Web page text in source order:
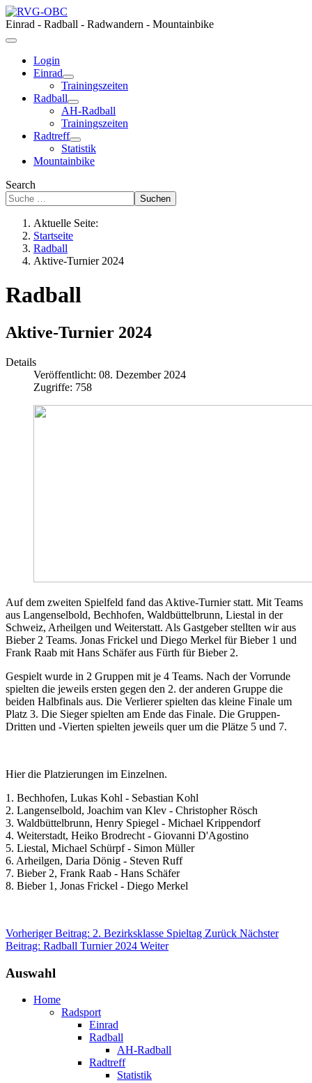
Einrad - Radball - Radwandern - Mountainbike
Login
Einrad
Trainingszeiten
Radball
AH-Radball
Trainingszeiten
Radtreff
Statistik
Mountainbike
Search
Suchen
Aktuelle Seite:
Startseite
Radball
Aktive-Turnier 2024
Radball
Aktive-Turnier 2024
Details
Veröffentlicht: 08. Dezember 2024
Zugriffe: 758
Auf dem zweiten Spielfeld fand das Aktive-Turnier statt. Mit Teams
aus Langenselbold, Bechhofen, Waldbüttelbrunn, Liestal in der
Schweiz, Arheilgen und Weiterstatt. Als Gastgeber stellten wir aus
Bieber 2 Teams. Jonas Frickel und Diego Merkel für Bieber 1 und
Frank Raab mit Hans Schäfer aus Fürth für Bieber 2.
Gespielt wurde in 2 Gruppen mit je 4 Teams. Nach der Vorrunde
spielten die jeweils ersten gegen den 2. der anderen Gruppe die
beiden Halbfinals aus. Die Verlierer spielten das kleine Finale um
Platz 3. Die Sieger spielten am Ende das Finale. Die Gruppen-
Dritten und -Vierten spielten jeweils quer um die Plätze 5 und 7.
Hier die Platzierungen im Einzelnen.
1. Bechhofen, Lukas Kohl - Sebastian Kohl
2. Langenselbold, Joachim van Klev - Christopher Rösch
3. Waldbüttelbrunn, Henry Spiegel - Michael Krippendorf
4. Weiterstadt, Heiko Brodrecht - Giovanni D'Agostino
5. Liestal, Michael Schürpf - Simon Müller
6. Arheilgen, Daria Dönig - Steven Ruff
7. Bieber 2, Frank Raab - Hans Schäfer
8. Bieber 1, Jonas Frickel - Diego Merkel
Vorheriger Beitrag: 2. Bezirksklasse Spieltag Zurück Nächster
Beitrag: Radball Turnier 2024 Weiter
Auswahl
Home
Radsport
Einrad
Radball
AH-Radball
Radtreff
Statistik